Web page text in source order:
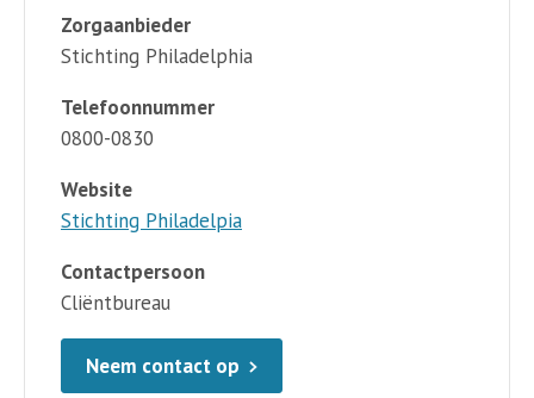
Zorgaanbieder
Stichting Philadelphia
Telefoonnummer
0800-0830
Website
Stichting Philadelpia
Contactpersoon
Cliëntbureau
Neem contact op